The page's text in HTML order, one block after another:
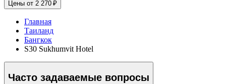
Цены от 2 270 ₽
Главная
Таиланд
Бангкок
S30 Sukhumvit Hotel
Часто задаваемые вопросы